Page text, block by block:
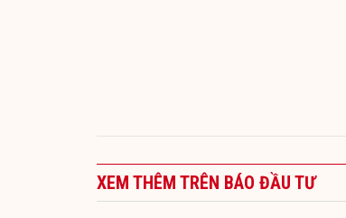
XEM THÊM TRÊN BÁO ĐẦU TƯ